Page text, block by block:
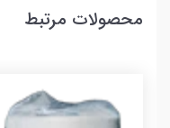
محصولات مرتبط